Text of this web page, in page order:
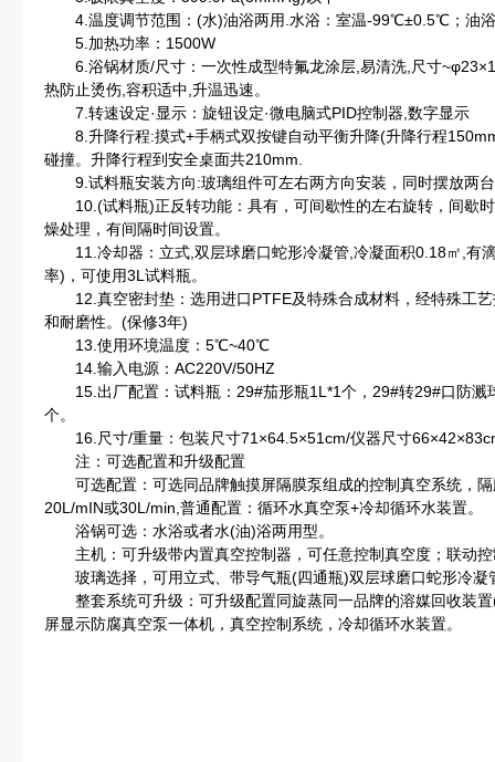
4.温度调节范围：(水)油浴两用.水浴：室温-99℃±0.5℃；油
5.加热功率：1500W
6.浴锅材质/尺寸：一次性成型特氟龙涂层,易清洗,尺寸
热防止烫伤,容积适中,升温迅速。
7.转速设定·显示：旋钮设定·微电脑式PID控制器,数字显示
8.升降行程:摸式+手柄式双按键自动平衡升降(升降行程
碰撞。升降行程到安全桌面共210mm.
9.试料瓶安装方向:玻璃组件可左右两方向安装，同时摆放两
10.(试料瓶)正反转功能：具有，可间歇性的左右旋转，间歇
燥处理，有间隔时间设置。
11.冷却器：立式,双层球磨口蛇形冷凝管,冷凝面积0.18㎡,有
率)，可使用3L试料瓶。
12.真空密封垫：选用进口PTFE及特殊合成材料，经特殊工艺
和耐磨性。(保修3年)
13.使用环境温度：5℃~40℃
14.输入电源：AC220V/50HZ
15.出厂配置：试料瓶：29#茄形瓶1L*1个，29#转29#口防溅
个。
16.尺寸/重量：包装尺寸71×64.5×51cm/仪器尺寸
注：可选配置和升级配置
可选配置：可选同品牌触摸屏隔膜泵组成的控制真空系统，
20L/mIN或30L/min,普通配置：循环水真空泵+冷却循环水装置。
浴锅可选：水浴或者水(油)浴两用型。
主机：可升级带内置真空控制器，可任意控制真空度；联动控
玻璃选择，可用立式、带导气瓶(四通瓶)双层球磨口蛇形冷凝
整套系统可升级：可升级配置同旋蒸同一品牌的溶媒回收装置
屏显示防腐真空泵一体机，真空控制系统，冷却循环水装置。